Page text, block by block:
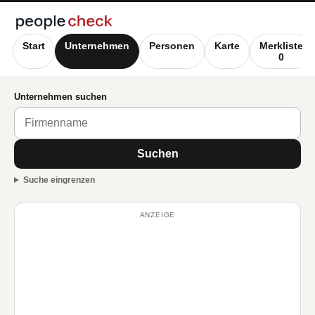
Start Unternehmen Personen Karte
Merkliste
0
Unternehmen suchen
Suchen
Suche eingrenzen
ANZEIGE